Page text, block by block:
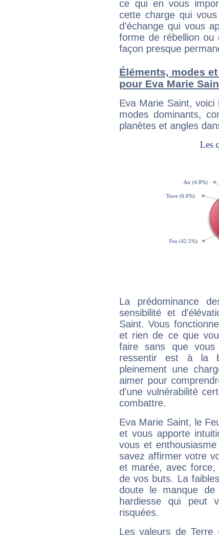
ce qui en vous
cette charge qui
d'échange qui vous
forme de rébellion ou
façon presque
Éléments, modes
pour Eva Marie
Eva Marie Saint,
modes dominants,
planètes et angles
La prédominance
sensibilité et
Saint. Vous
et rien de ce que
faire sans que
ressentir est à la
pleinement une
aimer pour
d'une vulnérabilité
combattre.
Eva Marie Saint, le
et vous apporte
vous et
savez affirmer votre
et marée, avec
de vos buts. La
doute le manque
hardiesse qui peut
risquées.
Les valeurs de Terre